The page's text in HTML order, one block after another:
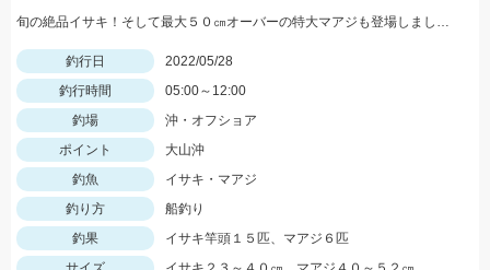
旬の絶品イサキ！そして最大５０㎝オーバーの特大マアジも登場しました。
釣行日
2022/05/28
釣行時間
05:00～12:00
釣場
沖・オフショア
ポイント
大山沖
釣魚
イサキ・マアジ
釣り方
船釣り
釣果
イサキ竿頭１５匹、マアジ６匹